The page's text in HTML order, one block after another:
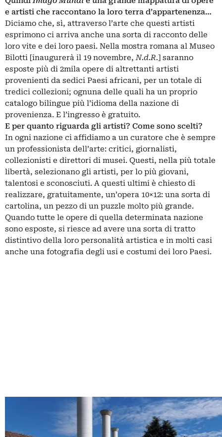
e artisti che raccontano la loro terra d’appartenenza…
Diciamo che, sì, attraverso l’arte che questi artisti
esprimono ci arriva anche una sorta di racconto delle
loro vite e dei loro paesi. Nella mostra romana al Museo
Bilotti [inaugurerà il 19 novembre,N.d.R.] saranno
esposte più di 2mila opere di altrettanti artisti
provenienti da sedici Paesi africani, per un totale di
tredici collezioni; ognuna delle quali ha un proprio
catalogo bilingue più l’idioma della nazione di
provenienza. E l’ingresso è gratuito.
E per quanto riguarda gli artisti? Come sono scelti?
In ogni nazione ci affidiamo a un curatore che è sempre
un professionista dell’arte: critici, giornalisti,
collezionisti e direttori di musei. Questi, nella più totale
libertà, selezionano gli artisti, per lo più giovani,
talentosi e sconosciuti. A questi ultimi è chiesto di
realizzare, gratuitamente, un’opera 10×12: una sorta di
cartolina, un pezzo di un puzzle molto più grande.
Quando tutte le opere di quella determinata nazione
sono esposte, si riesce ad avere una sorta di tratto
distintivo della loro personalità artistica e in molti casi
anche una fotografia degli usi e costumi dei loro Paesi.